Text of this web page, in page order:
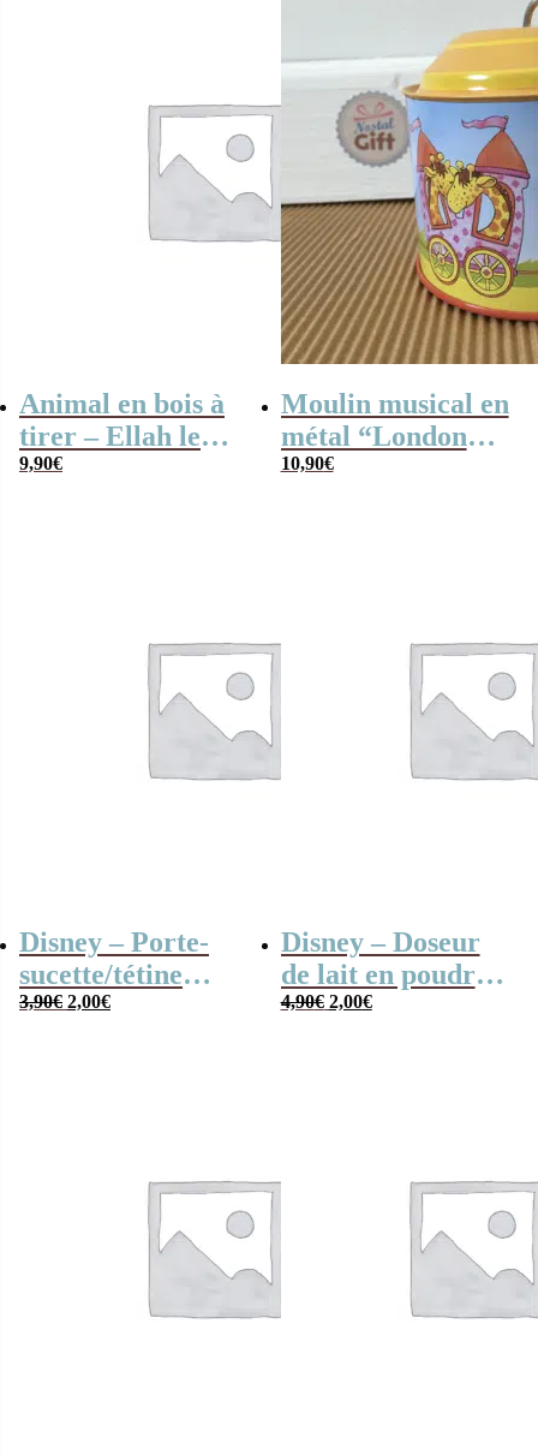
Animal en bois à
tirer – Ellah le
canard
9,90€
Moulin musical en
métal “London
Bridge” (Le pont
10,90€
Disney – Porte-
sucette/tétine
Mickey pour bébé
3,90€ Le
2,00€Le
Disney – Doseur
de lait en poudre
Mickey
4,90€ Le
2,00€Le